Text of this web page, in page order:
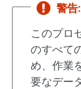
警告:
このプロ
のすべて
め、作業
要なデー